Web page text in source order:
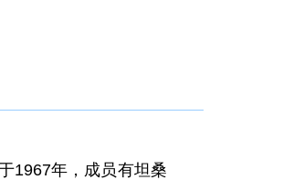
1967年，成员有坦桑